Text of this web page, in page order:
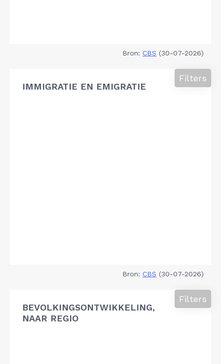
Bron: CBS (30-07-2026)
IMMIGRATIE EN EMIGRATIE
Filters
Bron: CBS (30-07-2026)
BEVOLKINGSONTWIKKELING,
NAAR REGIO
Filters